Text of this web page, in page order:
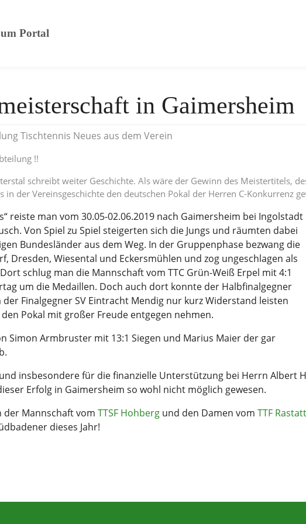
for "Mannschaften"
Portal
in Gaimersheim
Tischtennis Neues aus dem Verein
!!
schreibt weiter Geschichte. Als wäre der Gewinn des Meistertitels,
der Vereinsgeschichte den deutschen Pokal der Herren C-Konkurrenz
reiste man vom 30.05-02.06.2019 nach Gaimersheim bei Ingolstadt
Von Spiel zu Spiel steigerten sich die Jungs und räumten dabei
Bundesländer aus dem Weg. In der Gruppenphase bezwang die
Dresden, Wiesental und Eckersmühlen und zog ungeschlagen als
schlug man die Mannschaft vom TTC Grün-Weiß Erpel mit 4:1
um die Medaillen. Doch auch dort konnte der Halbfinalgegner
der Finalgegner SV Eintracht Mendig nur kurz Widerstand leisten
Pokal mit großer Freude entgegen nehmen.
Simon Armbruster mit 13:1 Siegen und Marius Maier der gar
insbesondere für die finanzielle Unterstützung bei Herrn Albert
Erfolg in Gaimersheim so wohl nicht möglich gewesen.
der Mannschaft vom TTSF Hohberg und den Damen vom TTF
dieses Jahr!